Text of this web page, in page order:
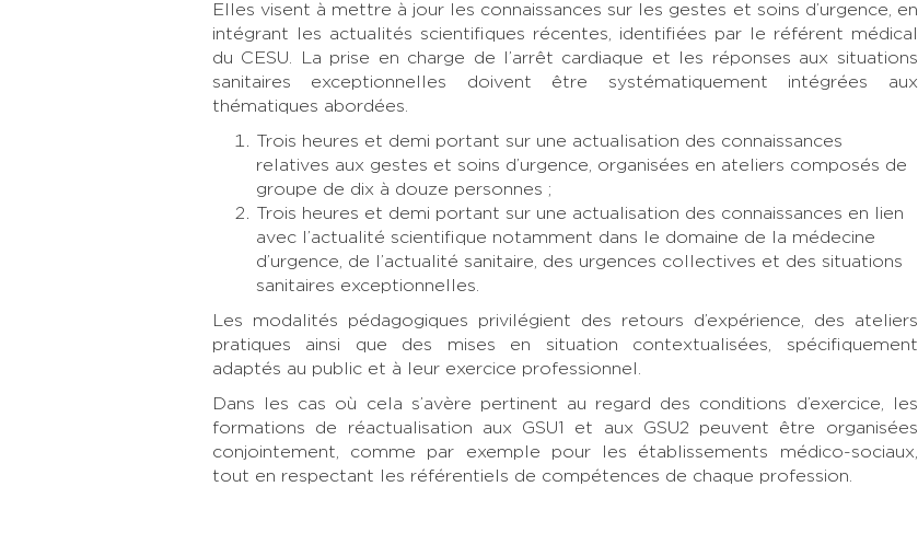
Elles visent à mettre à jour les connaissances sur les gestes et soins d’urgence, en
intégrant les actualités scientifiques récentes, identifiées par le référent médical
du CESU. La prise en charge de l’arrêt cardiaque et les réponses aux situations
sanitaires exceptionnelles doivent être systématiquement intégrées aux
thématiques abordées.
Trois heures et demi portant sur une actualisation des connaissances
relatives aux gestes et soins d’urgence, organisées en ateliers composés de
groupe de dix à douze personnes ;
Trois heures et demi portant sur une actualisation des connaissances en lien
avec l’actualité scientifique notamment dans le domaine de la médecine
d’urgence, de l’actualité sanitaire, des urgences collectives et des situations
sanitaires exceptionnelles.
Les modalités pédagogiques privilégient des retours d’expérience, des ateliers
pratiques ainsi que des mises en situation contextualisées, spécifiquement
adaptés au public et à leur exercice professionnel.
Dans les cas où cela s’avère pertinent au regard des conditions d’exercice, les
formations de réactualisation aux GSU1 et aux GSU2 peuvent être organisées
conjointement, comme par exemple pour les établissements médico-sociaux,
tout en respectant les référentiels de compétences de chaque profession.